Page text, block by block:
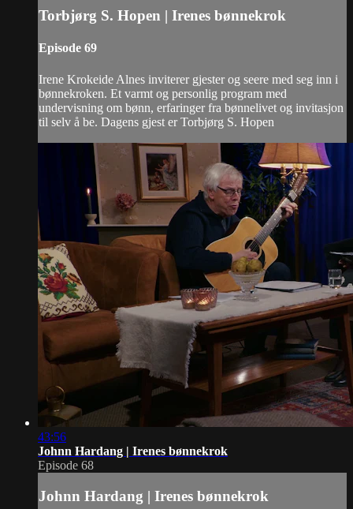
Torbjørg S. Hopen | Irenes bønnekrok
Episode 69
Irene Krokeide Alnes inviterer gjester og seere med seg inn i
bønnekroken. Et varmt og personlig program med
undervisning om bønn, erfaringer fra bønnelivet og invitasjon
til selv å be. Dagens gjest er Torbjørg S. Hopen
43:56
Johnn Hardang | Irenes bønnekrok
Episode 68
Johnn Hardang | Irenes bønnekrok